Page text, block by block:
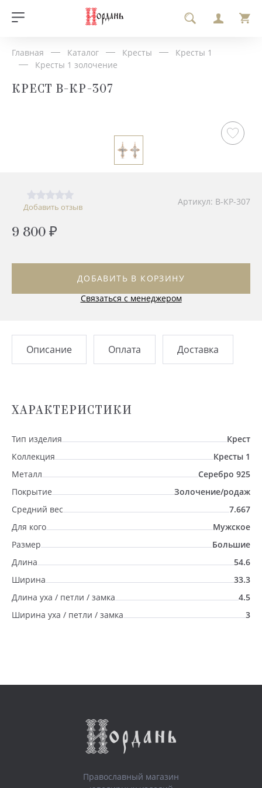
Главная Каталог Кресты
Кресты 1
Кресты 1 золочение
КРЕСТ В-КР-307
Добавить отзыв Артикул: В-КР-307
9 800 ₽
ДОБАВИТЬ В КОРЗИНУ
Связаться с менеджером
Описание Оплата Доставка
ХАРАКТЕРИСТИКИ
Тип изделия
Крест
Коллекция
Кресты 1
Металл
Серебро 925
Покрытие
Золочение/родаж
Средний вес
7.667
Для кого
Мужское
Размер
Большие
Длина
54.6
Ширина
33.3
Длина уха / петли / замка
4.5
Ширина уха / петли / замка
3
Православный магазин